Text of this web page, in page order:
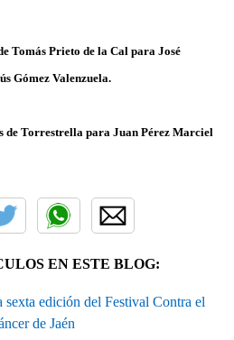
Tomás Prieto de la Cal para José
Gómez Valenzuela.
de Torrestrella para Juan Pérez Marciel
EN ESTE BLOG:
sexta edición del Festival Contra el
de Jaén